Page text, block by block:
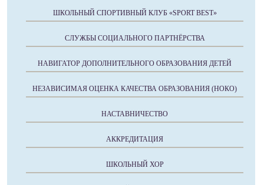
ШКОЛЬНЫЙ СПОРТИВНЫЙ КЛУБ «SPORT BEST»
СЛУЖБЫ СОЦИАЛЬНОГО ПАРТНЁРСТВА
НАВИГАТОР ДОПОЛНИТЕЛЬНОГО ОБРАЗОВАНИЯ ДЕТЕЙ
НЕЗАВИСИМАЯ ОЦЕНКА КАЧЕСТВА ОБРАЗОВАНИЯ (НОКО)
НАСТАВНИЧЕСТВО
АККРЕДИТАЦИЯ
ШКОЛЬНЫЙ ХОР